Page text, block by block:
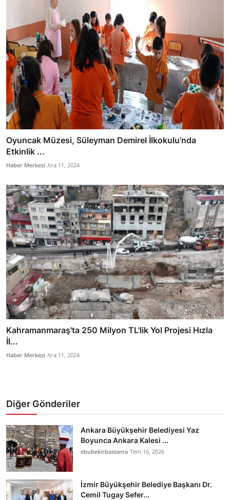
Oyuncak Müzesi, Süleyman Demirel İlkokulu’nda
Etkinlik ...
Haber Merkezi Ara 11, 2024
Kahramanmaraş'ta 250 Milyon TL'lik Yol Projesi Hızla
İl...
Haber Merkezi Ara 11, 2024
Diğer Gönderiler
Ankara Büyükşehir Belediyesi Yaz
Boyunca Ankara Kalesi ...
ebubekirbastama Tem 16, 2026
İzmir Büyükşehir Belediye Başkanı Dr.
Cemil Tugay Sefer...